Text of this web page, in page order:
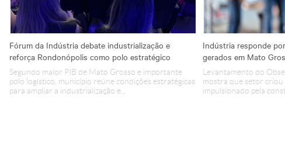
Fórum da Indústria debate industrialização e
reforça Rondonópolis como polo estratégico
Segundo maior PIB de Mato Grosso e importante
polo logístico, município reúne condições estratégicas
para ampliar a industrialização e...
Indústria responde
gerados em Mato
Levantamento do
mostra que setor criou
impulsionado pela